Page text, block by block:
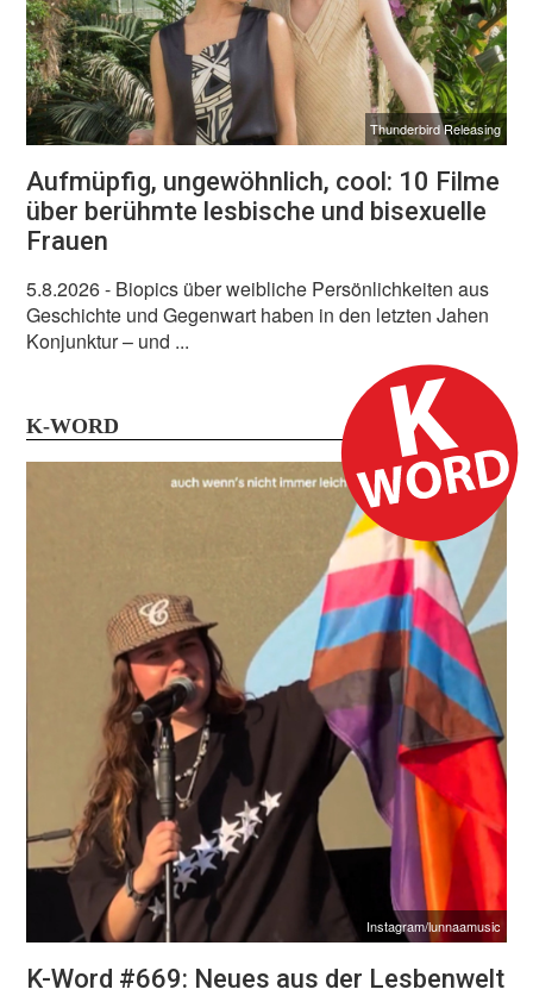
Thunderbird Releasing
Aufmüpfig, ungewöhnlich, cool: 10 Filme
über berühmte lesbische und bisexuelle
Frauen
5.8.2026- Biopics über weibliche Persönlichkeiten aus
Geschichte und Gegenwart haben in den letzten Jahen
Konjunktur – und ...
K-WORD
Instagram/lunnaamusic
K-Word #669: Neues aus der Lesbenwelt